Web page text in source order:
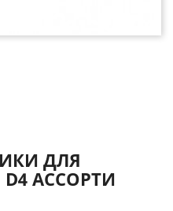
ДЛЯ
АССОРТИ